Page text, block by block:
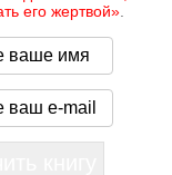
его жертвой»